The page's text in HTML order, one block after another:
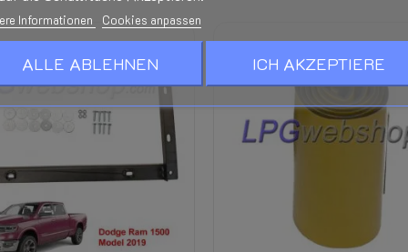
Informationen Cookies anpassen
ALLE ABLEHNEN ICH AKZEPTIERE